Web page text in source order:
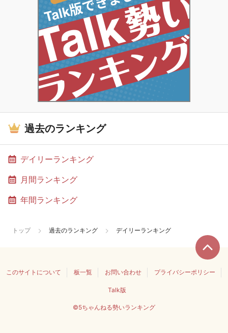
過去のランキング
デイリーランキング
月間ランキング
年間ランキング
トップ 過去のランキング デイリーランキング
このサイトについて 板一覧 お問い合わせ プライバシーポリシー
Talk版
©5ちゃんねる勢いランキング